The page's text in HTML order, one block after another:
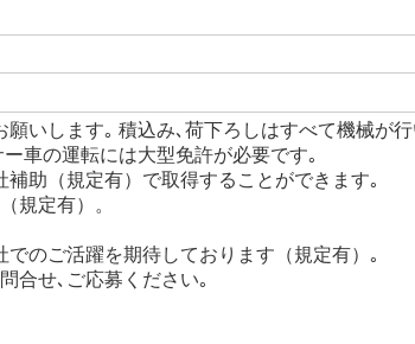
いします｡ 積込み､荷下ろしはすべて機械が行
車の運転には大型免許が必要です｡
助（規定有）で取得することができます｡
規定有）。
のご活躍を期待しております（規定有）｡
合せ､ご応募ください｡